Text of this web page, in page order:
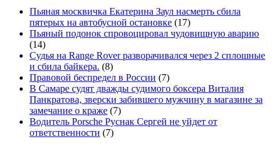
Пьяная москвичка Екатерина Заул насмерть сбила
пятерых на автобусной остановке (17)
Пьяный подонок спровоцировал чудовищную аварию
(14)
Судья на Range Rover разворачивался через 2 сплошные
и сбила байкера. (8)
Правовой беспредел в России (7)
В Самаре судят дважды судимого боксера Виталия
Панкратова, зверски забившего мужчину в магазине за
замечание о краже (7)
Водитель Porsche Руснак Сергей не уйдет от
ответственности (7)